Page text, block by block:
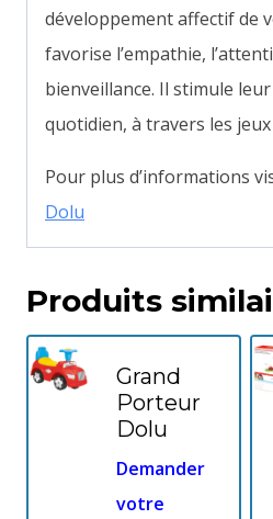
développement affectif de
favorise l’empathie,
bienveillance. Il stimule
quotidien, à travers les
Pour plus d’informations
Dolu
Produits
Grand
Porteur
Dolu
Demander
votre